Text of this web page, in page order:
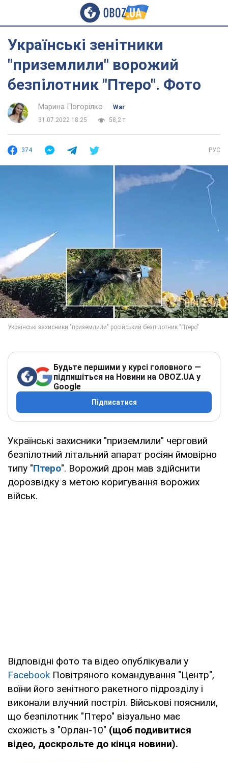
Українські зенітники
"приземлили" ворожий
безпілотник "Птеро". Фото
Марина Погорілко
War
31.07.2022 18:25
58,2 т.
374 РУС
Будьте першими у курсі головного —
підпишіться на Новини на OBOZ.UA у
Google
Підписатися
Українські захисники "приземлили" черговий
безпілотний літальний апарат росіян ймовірно
типу "Птеро". Ворожий дрон мав здійснити
дорозвідку з метою коригування ворожих
військ.
Відповідні фото та відео опублікували у
Facebook Повітряного командування "Центр",
воїни його зенітного ракетного підрозділу і
виконали влучний постріл. Військові пояснили,
що безпілотник "Птеро" візуально має
схожість з "Орлан-10" (щоб подивитися
відео, доскрольте до кінця новини).